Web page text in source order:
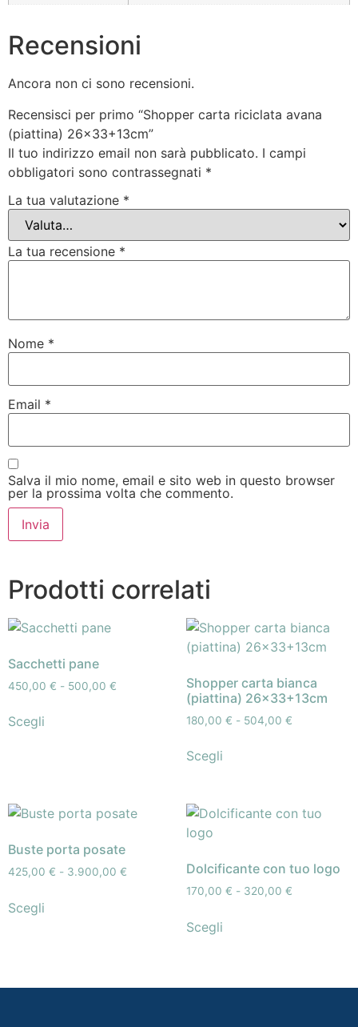
Recensioni
Ancora non ci sono recensioni.
Recensisci per primo “Shopper carta riciclata avana
(piattina) 26×33+13cm”
Il tuo indirizzo email non sarà pubblicato. I campi
obbligatori sono contrassegnati *
La tua valutazione *
La tua recensione *
Nome *
Email *
Salva il mio nome, email e sito web in questo browser
per la prossima volta che commento.
Prodotti correlati
Sacchetti pane
450,00 € - 500,00 €
Scegli
Shopper carta bianca
(piattina) 26×33+13cm
180,00 € - 504,00 €
Scegli
Buste porta posate
425,00 € - 3.900,00 €
Scegli
Dolcificante con tuo logo
170,00 € - 320,00 €
Scegli